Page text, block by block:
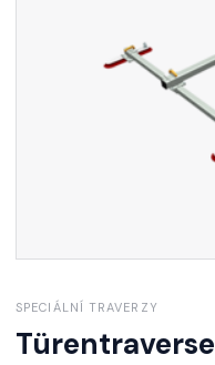
SPECIÁLNÍ TRAVERZY
Türentraverse